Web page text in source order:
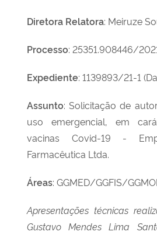
Diretora Relatora: Meiruze
Processo: 25351.908446/
Expediente: 1139893/21-1
Assunto: Solicitação de
uso emergencial, em
vacinas Covid-19 -
Farmacêutica Ltda.
Áreas: GGMED/GGFIS/
Apresentações técnicas
Gustavo Mendes Lima